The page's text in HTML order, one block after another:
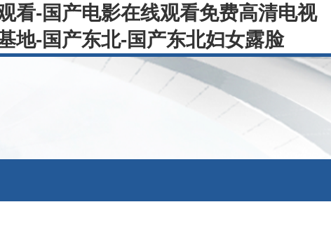
看-国产电影在线观看免费高清电视
地-国产东北-国产东北妇女露脸